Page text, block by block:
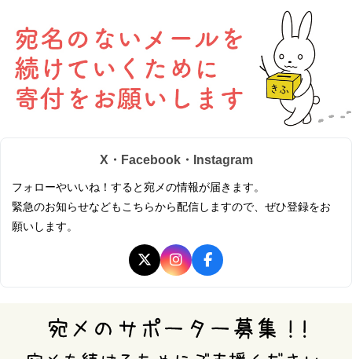
X・Facebook・Instagram
フォローやいいね！すると宛メの情報が届きます。
緊急のお知らせなどもこちらから配信しますので、ぜひ登録をお
願いします。